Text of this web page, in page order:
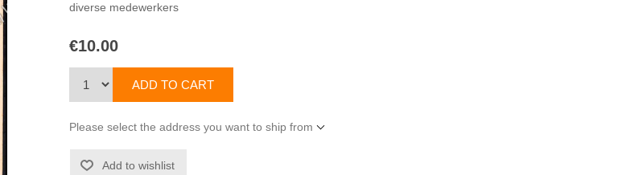
diverse medewerkers
€10.00
Please select the address you want to ship from